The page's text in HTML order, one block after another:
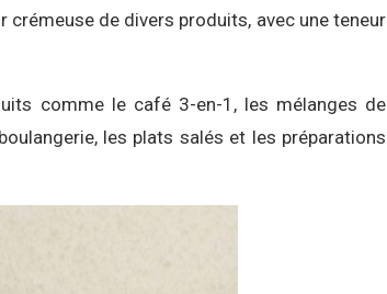
de divers produits, avec une teneur
comme le café 3-en-1, les mélanges de
les plats salés et les préparations